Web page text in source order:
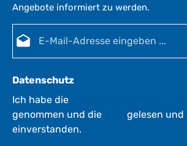
Angebote informiert zu werden.
Datenschutz
Ich habe die
genommen und die
gelesen
einverstanden.